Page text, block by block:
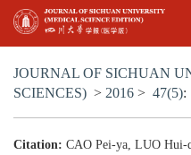
JOURNAL OF SICHUAN
SCIENCES) > 2016 > 47(5):
Citation: CAO Pei-ya, LUO Hui-